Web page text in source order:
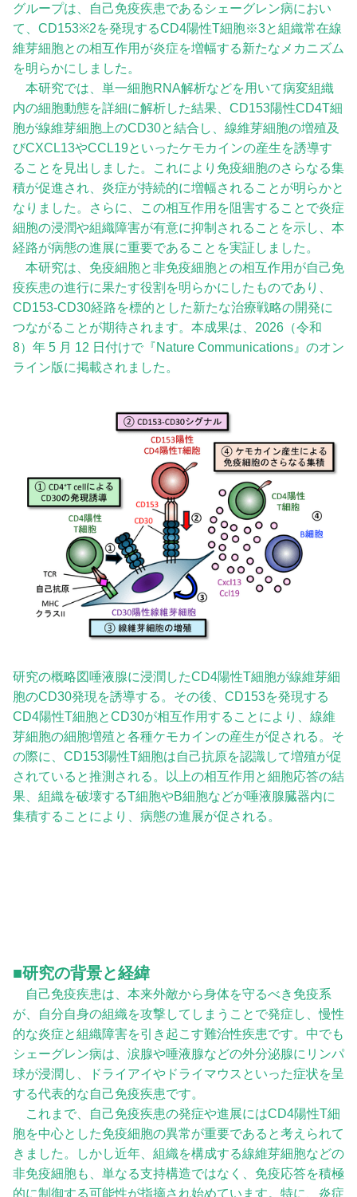
グループは、自己免疫疾患であるシェーグレン病におい
て、CD153※2を発現するCD4陽性T細胞※3と組織常在線
維芽細胞との相互作用が炎症を増幅する新たなメカニズム
を明らかにしました。
本研究では、単一細胞RNA解析などを用いて病変組織
内の細胞動態を詳細に解析した結果、CD153陽性CD4T細
胞が線維芽細胞上のCD30と結合し、線維芽細胞の増殖及
びCXCL13やCCL19といったケモカインの産生を誘導す
ることを見出しました。これにより免疫細胞のさらなる集
積が促進され、炎症が持続的に増幅されることが明らかと
なりました。さらに、この相互作用を阻害することで炎症
細胞の浸潤や組織障害が有意に抑制されることを示し、本
経路が病態の進展に重要であることを実証しました。
本研究は、免疫細胞と非免疫細胞との相互作用が自己免
疫疾患の進行に果たす役割を明らかにしたものであり、
CD153-CD30経路を標的とした新たな治療戦略の開発に
つながることが期待されます。本成果は、2026（令和
8）年 5 月 12 日付けで『Nature Communications』のオン
ライン版に掲載されました。
研究の概略図唾液腺に浸潤したCD4陽性T細胞が線維芽細
胞のCD30発現を誘導する。その後、CD153を発現する
CD4陽性T細胞とCD30が相互作用することにより、線維
芽細胞の細胞増殖と各種ケモカインの産生が促される。そ
の際に、CD153陽性T細胞は自己抗原を認識して増殖が促
されていると推測される。以上の相互作用と細胞応答の結
果、組織を破壊するT細胞やB細胞などが唾液腺臓器内に
集積することにより、病態の進展が促される。
■研究の背景と経緯
自己免疫疾患は、本来外敵から身体を守るべき免疫系
が、自分自身の組織を攻撃してしまうことで発症し、慢性
的な炎症と組織障害を引き起こす難治性疾患です。中でも
シェーグレン病は、涙腺や唾液腺などの外分泌腺にリンパ
球が浸潤し、ドライアイやドライマウスといった症状を呈
する代表的な自己免疫疾患です。
これまで、自己免疫疾患の発症や進展にはCD4陽性T細
胞を中心とした免疫細胞の異常が重要であると考えられて
きました。しかし近年、組織を構成する線維芽細胞などの
非免疫細胞も、単なる支持構造ではなく、免疫応答を積極
的に制御する可能性が指摘され始めています。特に、炎症